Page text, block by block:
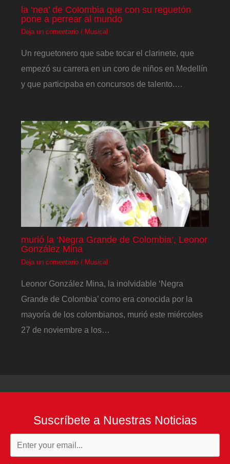
la ‘nea’ de Colombia que con su reguetón
pone a perrear al mundo
Deja un comentario / Musical
Un reguetonero que sabe tocar el clarinete, que
empezó su carrera en un coro de niños en Medellín
y que participaba en concursos de talento.…
murió la ‘Negra Grande de Colombia’, Leonor
González Mina
Deja un comentario / Musical
Leonor González Mina, la inolvidable ‘Negra
Grande de Colombia’ como era conocida por la
mayoría de los colombianos, murió este miércoles
27 de noviembre a los…
Suscríbete a Nuestras Noticias